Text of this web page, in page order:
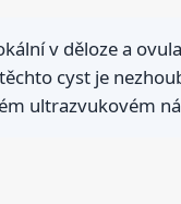
v děloze a
cyst je
ultrazvukovém